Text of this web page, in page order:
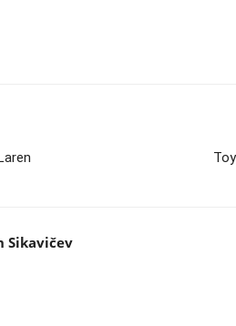
Sikavičev